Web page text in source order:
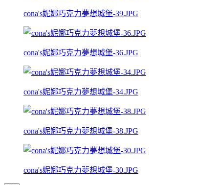
cona's妮娜巧克力夢想城堡-39.JPG
cona's妮娜巧克力夢想城堡-36.JPG
cona's妮娜巧克力夢想城堡-34.JPG
cona's妮娜巧克力夢想城堡-38.JPG
cona's妮娜巧克力夢想城堡-30.JPG